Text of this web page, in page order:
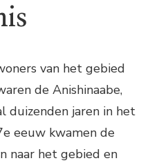
van het gebied
de Anishinaabe,
duizenden jaren in het
eeuw kwamen de
naar het gebied en